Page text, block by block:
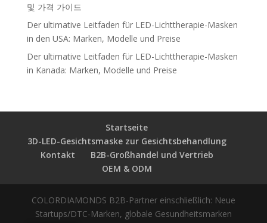
및 가격 가이드
Der ultimative Leitfaden für LED-Lichttherapie-Masken
in den USA: Marken, Modelle und Preise
Der ultimative Leitfaden für LED-Lichttherapie-Masken
in Kanada: Marken, Modelle und Preise
Startseite
3D-LED-Gesichtsmaske zur Gesichtsbehandlung
Kontakt
B2B-Großhandel und Vertrieb
OEM & ODM
COLORDIAMONDS B2B-Partner einschließlich: Neue
Startups/DTC-Marken, globale Gesundheitsmarken